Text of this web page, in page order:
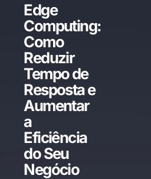
Edge
Computing:
Como
Reduzir
Tempo de
Resposta e
Aumentar
a
Eficiência
do Seu
Negócio